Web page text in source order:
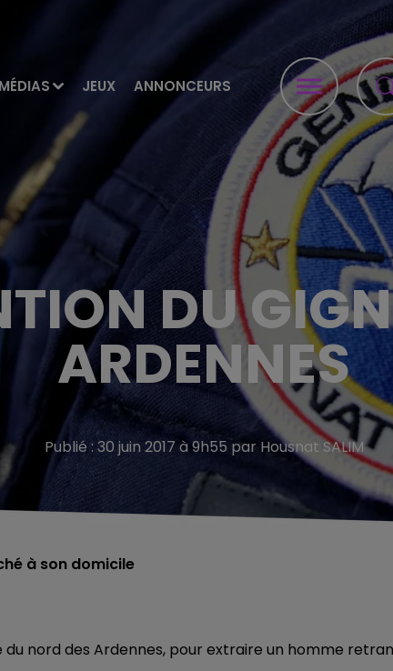
MÉDIAS JEUX ANNONCEURS
DU
ARDENNES
Publié : 30 juin 2017 à 9h55 par Housnat SALIM
à son domicile
nord des Ardennes, pour extraire un homme